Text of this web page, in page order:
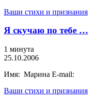
Ваши стихи и признания
Я скучаю по тебе …
1 минута
25.10.2006
Имя: Марина E-mail:
Ваши стихи и признания